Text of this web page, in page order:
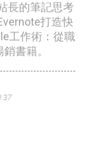
長的筆記思考
打造快
工作術：從職
書籍。